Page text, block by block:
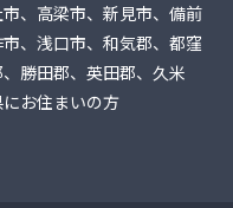
、高梁市、新見市、備前
、浅口市、和気郡、都窪
勝田郡、英田郡、久米
お住まいの方